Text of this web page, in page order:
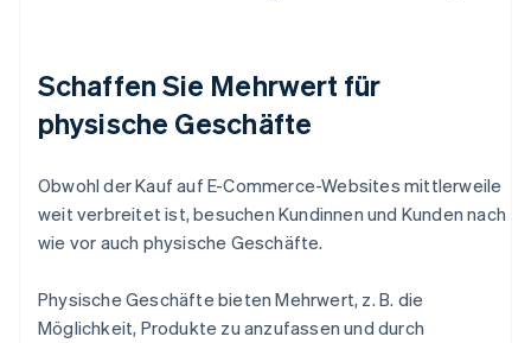
Schaffen Sie Mehrwert für
physische Geschäfte
Obwohl der Kauf auf E-Commerce-Websites mittlerweile
weit verbreitet ist, besuchen Kundinnen und Kunden nach
wie vor auch physische Geschäfte.
Physische Geschäfte bieten Mehrwert, z. B. die
Möglichkeit, Produkte zu anzufassen und durch